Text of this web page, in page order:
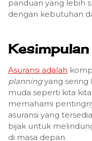
panduan yang lebih
dengan kebutuhan
Kesimpulan
Asuransi adalah
planningyang sering
muda seperti kita
memahami
asuransi yang
bijak untuk
di masa depan.